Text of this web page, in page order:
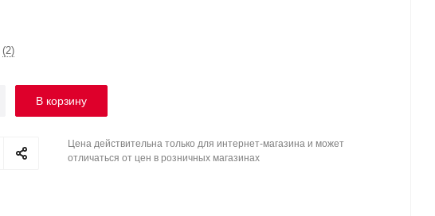
(2)
В корзину
Цена действительна только для интернет-магазина и может
отличаться от цен в розничных магазинах